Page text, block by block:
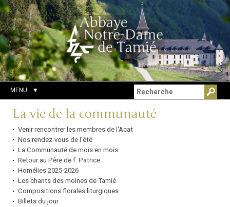
Aller
au
contenu.
|
Aller
à
la
navigation
Outils
personnels
Chercher par
Recherche
avancée…
MENU
Navigation
La vie de la communauté
Venir rencontrer les membres de l'Acat
Nos rendez-vous de l'été
La Communauté de mois en mois
Retour au Père de f. Patrice
Homélies 2025-2026
Les chants des moines de Tamié
Compositions florales liturgiques
Billets du jour